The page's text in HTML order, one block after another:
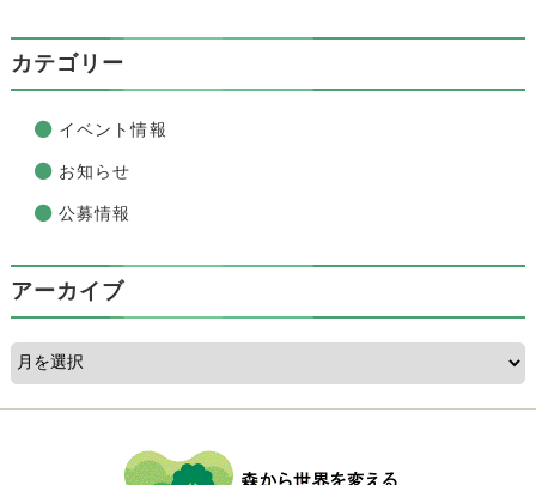
カテゴリー
イベント情報
お知らせ
公募情報
アーカイブ